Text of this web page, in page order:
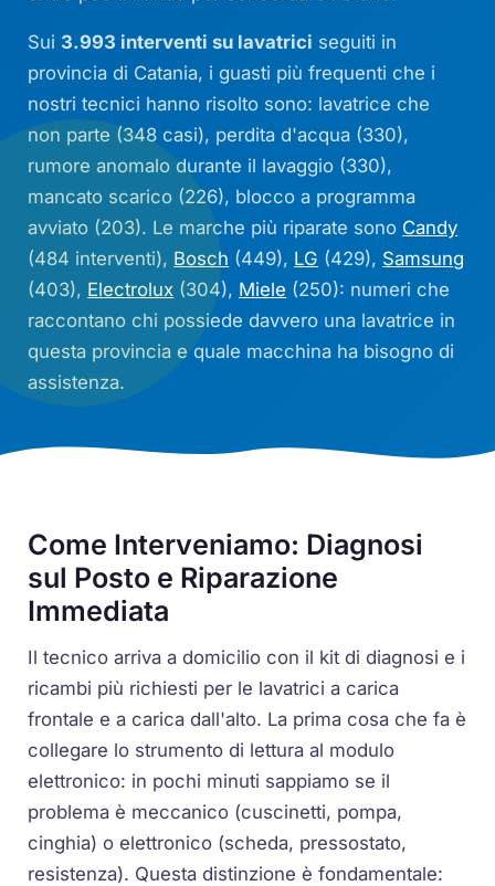
Sui 3.993 interventi su lavatrici seguiti in
provincia di Catania, i guasti più frequenti che i
nostri tecnici hanno risolto sono: lavatrice che
non parte (348 casi), perdita d'acqua (330),
rumore anomalo durante il lavaggio (330),
mancato scarico (226), blocco a programma
avviato (203). Le marche più riparate sono Candy
(484 interventi), Bosch (449), LG (429), Samsung
(403), Electrolux (304), Miele (250): numeri che
raccontano chi possiede davvero una lavatrice in
questa provincia e quale macchina ha bisogno di
assistenza.
Come Interveniamo: Diagnosi
sul Posto e Riparazione
Immediata
Il tecnico arriva a domicilio con il kit di diagnosi e i
ricambi più richiesti per le lavatrici a carica
frontale e a carica dall'alto. La prima cosa che fa è
collegare lo strumento di lettura al modulo
elettronico: in pochi minuti sappiamo se il
problema è meccanico (cuscinetti, pompa,
cinghia) o elettronico (scheda, pressostato,
resistenza). Questa distinzione è fondamentale: